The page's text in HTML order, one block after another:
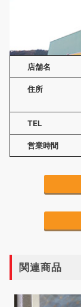
店舗名
住所
TEL
営業時間
関連商品